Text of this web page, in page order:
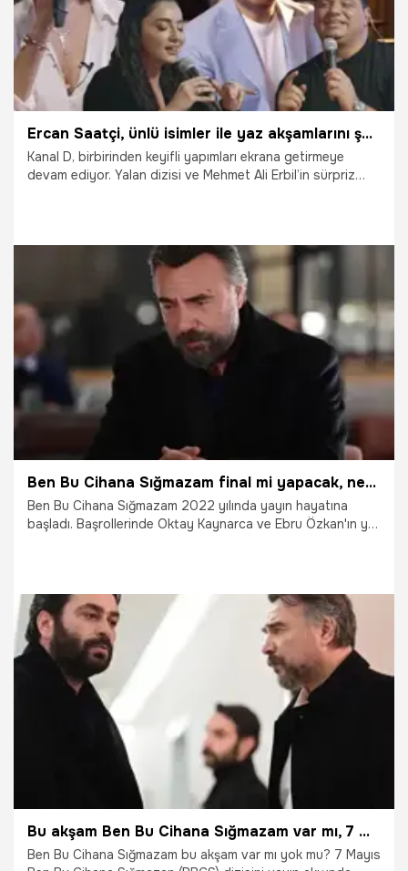
Ercan Saatçi, ünlü isimler ile yaz akşamlarını şenlendirecek
Kanal D, birbirinden keyifli yapımları ekrana getirmeye
devam ediyor. Yalan dizisi ve Mehmet Ali Erbil’in sürpriz
6.06.2024 Magazin
Ben Bu Cihana Sığmazam final mi yapacak, neden final yapıyor? Ben Bu Cihana Sığmazam son bölüm ne zaman?
Ben Bu Cihana Sığmazam 2022 yılında yayın hayatına
başladı. Başrollerinde Oktay Kaynarca ve Ebru Özkan'ın yer
yönelik araştırmalar arttı. Peki, Ben Bu Cihana Sığmazam
final mi yapıyor, Ben Bu Cihana Sığmazam neden final
yapıyor?
28.05.2024 Magazin
Bu akşam Ben Bu Cihana Sığmazam var mı, 7 Mayıs Ben Bu Cihana Sığmazam (BBCS) neden yok? Yeni bölüm ne zaman?
Ben Bu Cihana Sığmazam bu akşam var mı yok mu? 7 Mayıs